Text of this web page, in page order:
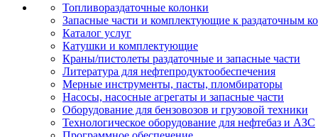
Топливораздаточные колонки
Запасные части и комплектующие к раздаточным
Каталог услуг
Катушки и комплектующие
Краны/пистолеты раздаточные и запасные части
Литература для нефтепродуктообеспечения
Мерные инструменты, пасты, пломбираторы
Насосы, насосные агрегаты и запасные части
Оборудование для бензовозов и грузовой техники
Технологическое оборудование для нефтебаз и АЗС